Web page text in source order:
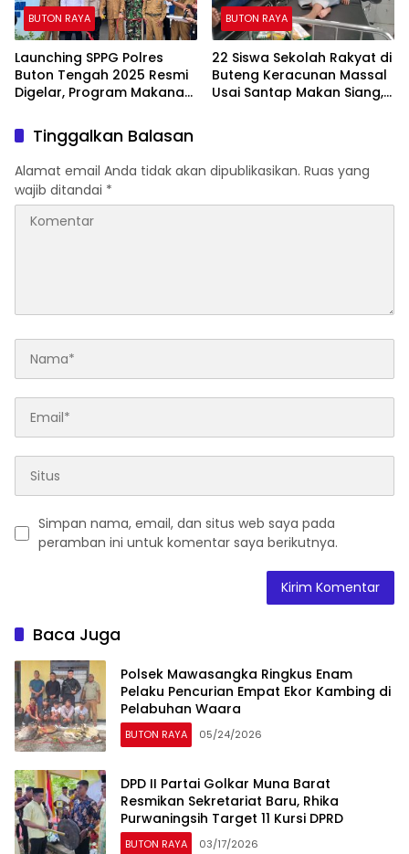
BUTON RAYA
Launching SPPG Polres
Buton Tengah 2025 Resmi
Digelar, Program Makanan
BUTON RAYA
22 Siswa Sekolah Rakyat di
Buteng Keracunan Massal
Usai Santap Makan Siang,
Tinggalkan Balasan
Alamat email Anda tidak akan dipublikasikan. Ruas yang
wajib ditandai *
Simpan nama, email, dan situs web saya pada
peramban ini untuk komentar saya berikutnya.
Baca Juga
Polsek Mawasangka Ringkus Enam
Pelaku Pencurian Empat Ekor Kambing di
Pelabuhan Waara
BUTON RAYA 05/24/2026
DPD II Partai Golkar Muna Barat
Resmikan Sekretariat Baru, Rhika
Purwaningsih Target 11 Kursi DPRD
BUTON RAYA 03/17/2026